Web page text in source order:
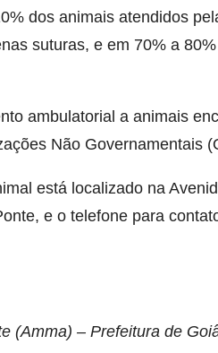
dos animais atendidos
suturas, e em 70% a
ambulatorial a animais
Não Governamentais
está localizado na
e o telefone para
(Amma) – Prefeitura de